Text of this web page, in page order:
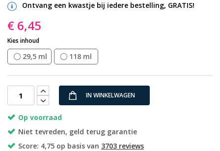
Ontvang een kwastje bij iedere bestelling, GRATIS!
€ 6,45
Kies inhoud
29,5 ml 118 ml
IN WINKELWAGEN
Op voorraad
Niet tevreden, geld terug garantie
Score: 4,75 op basis van 3703 reviews